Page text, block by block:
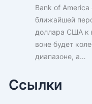
Bank of America
ближайшей
доллара США к
воне будет
диапазоне, а…
Ссылки